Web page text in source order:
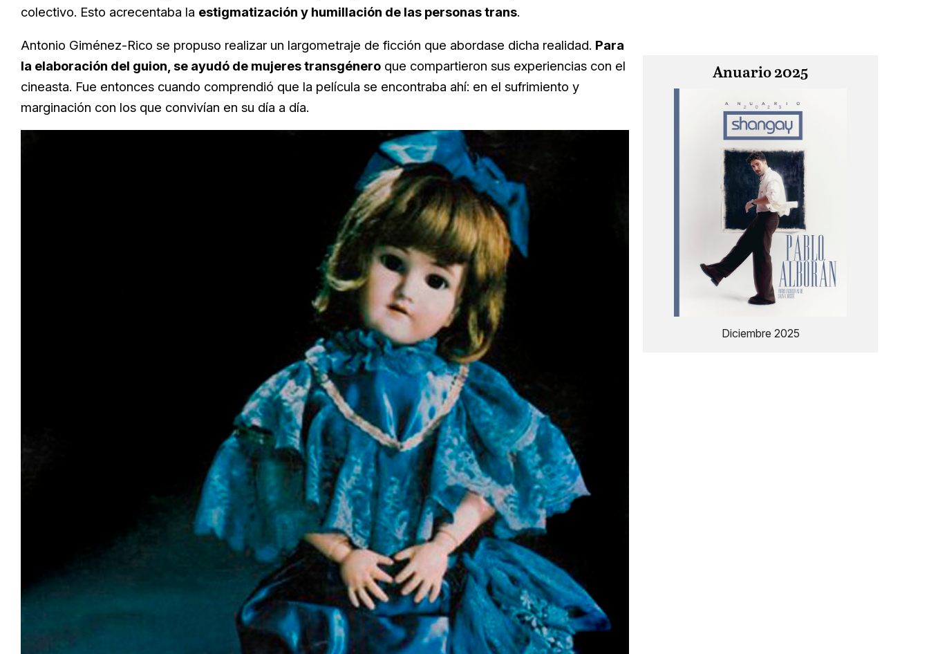
colectivo. Esto acrecentaba la estigmatización y humillación de las personas trans.
Antonio Giménez-Rico se propuso realizar un largometraje de ficción que abordase dicha realidad. Para
la elaboración del guion, se ayudó de mujeres transgénero que compartieron sus experiencias con el
cineasta. Fue entonces cuando comprendió que la película se encontraba ahí: en el sufrimiento y
marginación con los que convivían en su día a día.
Anuario 2025
Diciembre 2025